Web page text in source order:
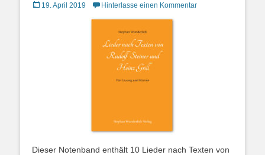
Posted
19. April 2019 Hinterlasse einen Kommentar
Dieser Notenband enthält 10 Lieder nach Texten von